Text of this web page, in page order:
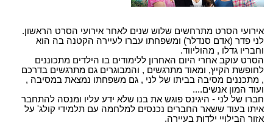
אירועי הסרט מתרחשים שלוש שנים לאחר אירועי הסרט הראשון.
לני פדר (אדם סנדלר) ומשפחתו עברו לעיירה הקטנה בה הוא
וחבריו גדלו , מהוליווד.
הסרט עוקב אחרי היום האחרון ללימודים בו הילדים מתכוננים
לחופשת הקיץ, ומאוד מתרגשים , והמבוגרים גם מתרגשים בדרכם
, מתכננים מסיבה בביתו של לני , גם משפחתו נמצאת במסיבה ,
ועוד המון אנשים....
חברו של לני - היגינס פוגש את בנו שלא ידע עליו ומנסה להתחבר
איתו בעוד ששאר החברים נכנסים למלחמה עם תלמידי קולג' על
אזור הבילויי ילדות בעיירה.